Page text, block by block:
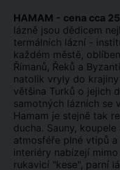
HAMAM - cena cca
lázně jsou dědicem
termálních lázní -
každém městě,
Římanů, Řeků a
natolik vryly do
většina Turků o jejich
samotných lázních se
Hamam je stejně tak
ducha. Sauny,
atmosféře plné vtipů
interiéry nabízejí
rukavicí "kese", parní